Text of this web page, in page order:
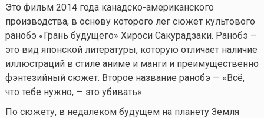
Это фильм 2014 года канадско-американского
производства, в основу которого лег сюжет культового
ранобэ «Грань будущего» Хироси Сакурадзаки. Ранобэ –
это вид японской литературы, которую отличает наличие
иллюстраций в стиле аниме и манги и преимущественно
фэнтезийный сюжет. Второе название ранобэ — «Всё,
что тебе нужно, — это убивать».
По сюжету, в недалеком будущем на планету Земля